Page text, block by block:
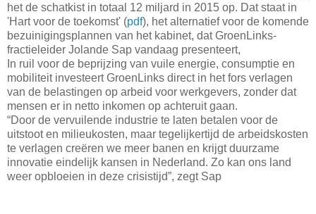
het de schatkist in totaal 12 miljard in 2015 op. Dat staat in
'Hart voor de toekomst' (pdf), het alternatief voor de komende
bezuinigingsplannen van het kabinet, dat GroenLinks-
fractieleider Jolande Sap vandaag presenteert,
In ruil voor de beprijzing van vuile energie, consumptie en
mobiliteit investeert GroenLinks direct in het fors verlagen
van de belastingen op arbeid voor werkgevers, zonder dat
mensen er in netto inkomen op achteruit gaan.
“Door de vervuilende industrie te laten betalen voor de
uitstoot en milieukosten, maar tegelijkertijd de arbeidskosten
te verlagen creëren we meer banen en krijgt duurzame
innovatie eindelijk kansen in Nederland. Zo kan ons land
weer opbloeien in deze crisistijd”, zegt Sap